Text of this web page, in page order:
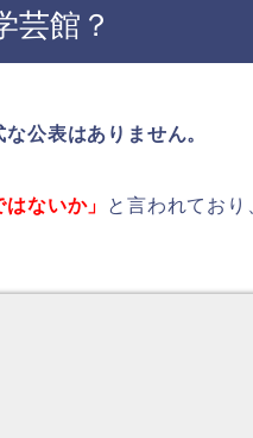
芸館？
な公表はありません。
ないか」
と言われてお